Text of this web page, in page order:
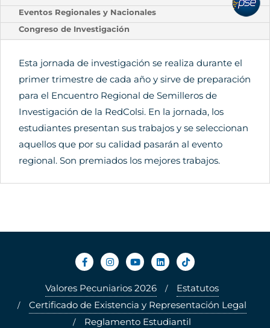
Eventos Regionales y Nacionales
Congreso de Investigación
Esta jornada de investigación se realiza durante el
primer trimestre de cada año y sirve de preparación
para el Encuentro Regional de Semilleros de
Investigación de la RedColsi. En la jornada, los
estudiantes presentan sus trabajos y se seleccionan
aquellos que por su calidad pasarán al evento
regional. Son premiados los mejores trabajos.
Valores Pecuniarios 2026
Estatutos
Certificado de Existencia y Representación Legal
Reglamento Estudiantil